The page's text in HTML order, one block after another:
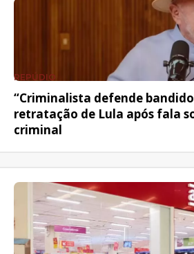
REPÚDIO
“Criminalista defende
retratação de Lula após fala
criminal